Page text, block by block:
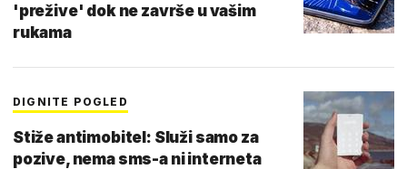
'prežive' dok ne završe u vašim
rukama
DIGNITE POGLED
Stiže antimobitel: Služi samo za
pozive, nema sms-a ni interneta